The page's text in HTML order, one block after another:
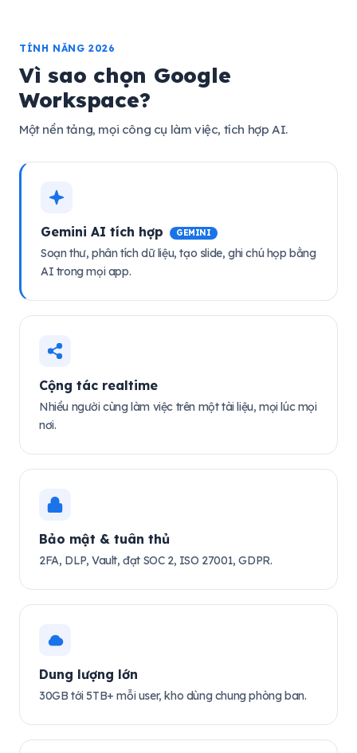
TÍNH NĂNG 2026
Vì sao chọn Google
Workspace?
Một nền tảng, mọi công cụ làm việc, tích hợp AI.
Gemini AI tích hợp GEMINI
Soạn thư, phân tích dữ liệu, tạo slide, ghi chú họp bằng
AI trong mọi app.
Cộng tác realtime
Nhiều người cùng làm việc trên một tài liệu, mọi lúc mọi
nơi.
Bảo mật & tuân thủ
2FA, DLP, Vault, đạt SOC 2, ISO 27001, GDPR.
Dung lượng lớn
30GB tới 5TB+ mỗi user, kho dùng chung phòng ban.